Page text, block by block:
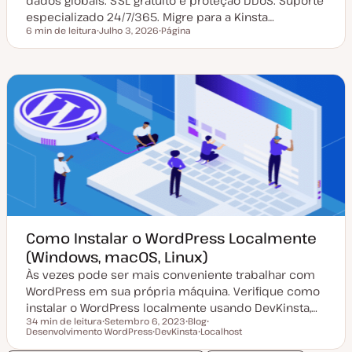
especializado 24/7/365. Migre para a Kinsta…
Tempo de leitura
6 min de leitura
a
d
a
t
u
a
l
a
ç
ã
Julho 3, 2026
i
r
g
o
Página
Como Instalar o WordPress Localmente
(Windows, macOS, Linux)
Às vezes pode ser mais conveniente trabalhar com
WordPress em sua própria máquina. Verifique como
instalar o WordPress localmente usando DevKinsta,…
Tempo de leitura
34 min de leitura
D
Setembro 6, 2023
T
Blog
T
Desenvolvimento WordPress DevKinsta Localhost